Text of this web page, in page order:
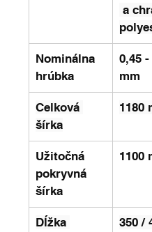
a
Nominálna
hrúbka
0,45 -
mm
Celková
šírka
1180
Užitočná
pokryvná
šírka
1100
Dĺžka
350 /